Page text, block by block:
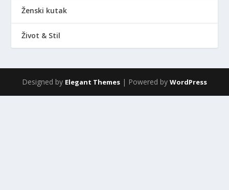
Ženski kutak
Život & Stil
Designed by Elegant Themes | Powered by WordPress